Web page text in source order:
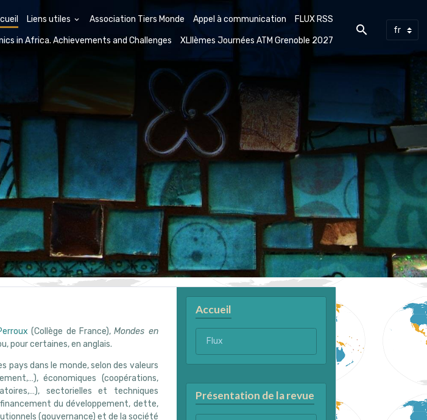
Liens utiles Association Tiers Monde Appel à communication FLUX RSS
in Africa. Achievements and Challenges XLIIèmes Journées ATM Grenoble 2027
(Collège de France),Mondes en
pour certaines, en anglais.
pays dans le monde, selon des valeurs
économiques (coopérations,
sectorielles et techniques
du développement, dette,
(gouvernance) et de la société
Accueil
Flux
Présentation de la revue